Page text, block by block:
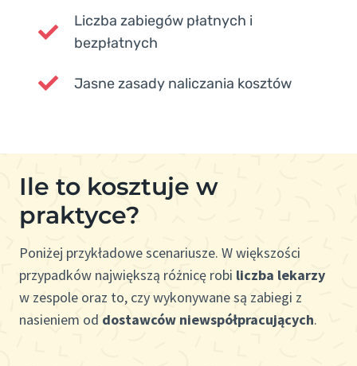
Liczba zabiegów płatnych i
bezpłatnych
Jasne zasady naliczania kosztów
Ile to kosztuje w
praktyce?
Poniżej przykładowe scenariusze. W większości
przypadków największą różnicę robi liczba lekarzy
w zespole oraz to, czy wykonywane są zabiegi z
nasieniem od dostawców niewspółpracujących.